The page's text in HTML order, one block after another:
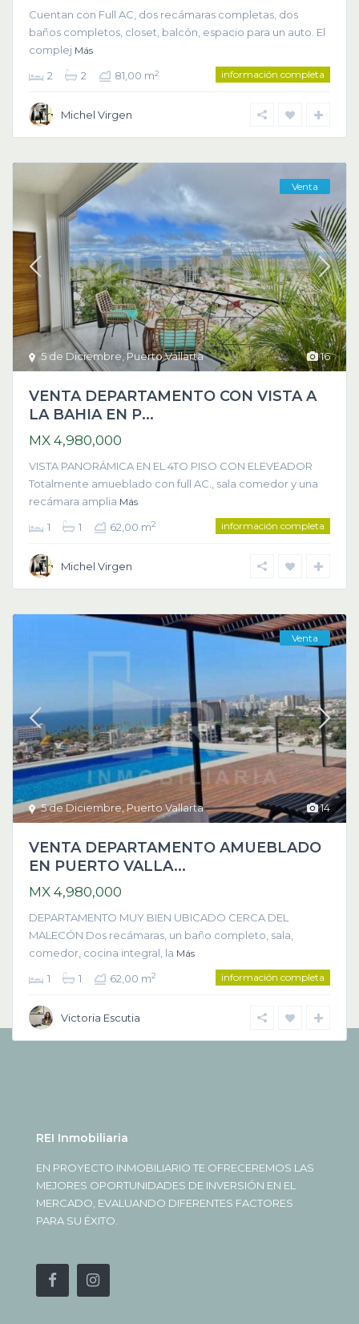
Cuentan con Full AC, dos recámaras completas, dos
baños completos, closet, balcón, espacio para un auto. El
complej Más
2 2 81,00 m2 información completa
Michel Virgen
16
5 de Diciembre, Puerto Vallarta
Venta
VENTA DEPARTAMENTO CON VISTA A
LA BAHIA EN P...
MX 4,980,000
VISTA PANORÁMICA EN EL 4TO PISO CON ELEVEADOR
Totalmente amueblado con full AC., sala comedor y una
recámara amplia Más
1 1 62,00 m2 información completa
Michel Virgen
14
5 de Diciembre,Puerto Vallarta
Venta
VENTA DEPARTAMENTO AMUEBLADO
EN PUERTO VALLA...
MX 4,980,000
DEPARTAMENTO MUY BIEN UBICADO CERCA DEL
MALECÓN Dos recámaras, un baño completo, sala,
comedor, cocina integral, la Más
1 1 62,00 m2 información completa
Victoria Escutia
REI Inmobiliaria
EN PROYECTO INMOBILIARIO TE OFRECEREMOS LAS
MEJORES OPORTUNIDADES DE INVERSIÓN EN EL
MERCADO, EVALUANDO DIFERENTES FACTORES
PARA SU ÉXITO.